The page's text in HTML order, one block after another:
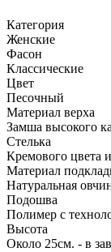
Категория
Женские
Фасон
Классические
Цвет
Песочный
Материал верха
Замша высокого
Стелька
Кремового цвета
Материал
Натуральная
Подошва
Полимер с
Высота
Около 25см. - в